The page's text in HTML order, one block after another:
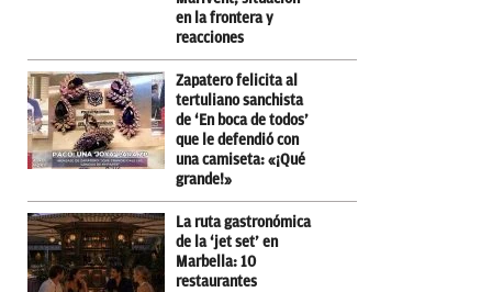
en la frontera y
reacciones
Zapatero felicita al
tertuliano sanchista
de ‘En boca de todos’
que le defendió con
una camiseta: «¡Qué
grande!»
La ruta gastronómica
de la ‘jet set’ en
Marbella: 10
restaurantes